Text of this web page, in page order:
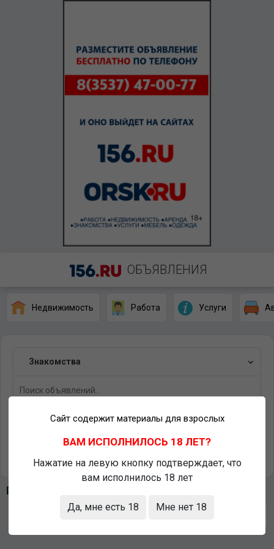
ОБЪЯВЛЕНИЯ
Недвижимость Работа Услуги
Знакомства
Нижнесакмарский
Последние объявления
Сайт содержит материалы для взрослых
ВАМ ИСПОЛНИЛОСЬ 18 ЛЕТ?
Нажатие на левую кнопку подтверждает, что
вам исполнилось 18 лет
Да, мне есть 18 Мне нет 18